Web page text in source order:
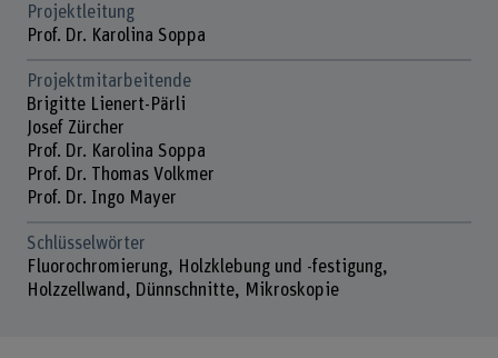
Projektleitung
Prof. Dr. Karolina Soppa
Projektmitarbeitende
Brigitte Lienert-Pärli
Josef Zürcher
Prof. Dr. Karolina Soppa
Prof. Dr. Thomas Volkmer
Prof. Dr. Ingo Mayer
Schlüsselwörter
Fluorochromierung, Holzklebung und -festigung,
Holzzellwand, Dünnschnitte, Mikroskopie